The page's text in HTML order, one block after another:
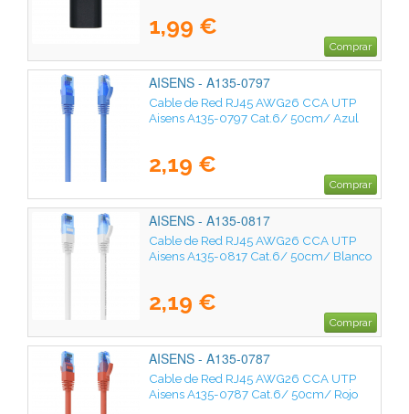
1,99 €
Comprar
AISENS - A135-0797
Cable de Red RJ45 AWG26 CCA UTP
Aisens A135-0797 Cat.6/ 50cm/ Azul
2,19 €
Comprar
AISENS - A135-0817
Cable de Red RJ45 AWG26 CCA UTP
Aisens A135-0817 Cat.6/ 50cm/ Blanco
2,19 €
Comprar
AISENS - A135-0787
Cable de Red RJ45 AWG26 CCA UTP
Aisens A135-0787 Cat.6/ 50cm/ Rojo